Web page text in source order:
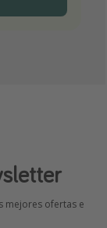
mejores ofertas e